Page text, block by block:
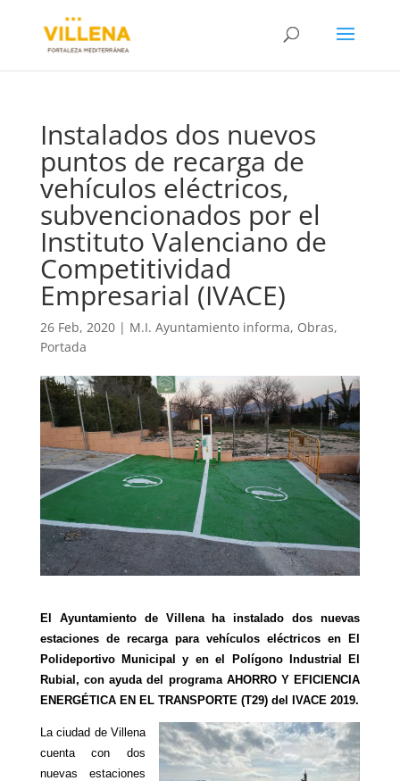
Instalados dos nuevos
puntos de recarga de
vehículos eléctricos,
subvencionados por el
Instituto Valenciano de
Competitividad
Empresarial (IVACE)
26 Feb, 2020| M.I. Ayuntamiento informa, Obras,
Portada
El Ayuntamiento de Villena ha instalado dos nuevas
estaciones de recarga para vehículos eléctricos en El
Polideportivo Municipal y en el Polígono Industrial El
Rubial, con ayuda del programa AHORRO Y EFICIENCIA
ENERGÉTICA EN EL TRANSPORTE (T29) del IVACE 2019.
La ciudad de Villena
cuenta con dos
nuevas estaciones